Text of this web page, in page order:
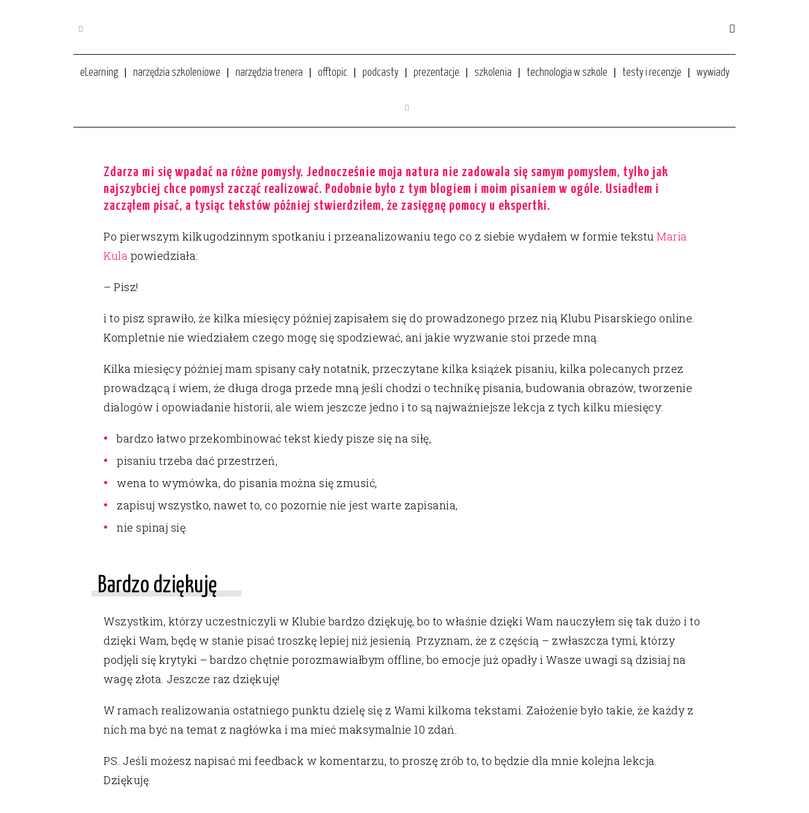
eLearning narzędzia szkoleniowe narzędzia trenera offtopic podcasty prezentacje szkolenia technologia w szkole testy i recenzje wywiady
5 lutego 2018
Zdarza mi się wpadać na różne pomysły. Jednocześnie moja natura nie zadowala się samym pomysłem, tylko jak
najszybciej chce pomysł zacząć realizować. Podobnie było z tym blogiem i moim pisaniem w ogóle. Usiadłem i
zacząłem pisać, a tysiąc tekstów później stwierdziłem, że zasięgnę pomocy u ekspertki.
Po pierwszym kilkugodzinnym spotkaniu i przeanalizowaniu tego co z siebie wydałem w formie tekstu Maria
Kula powiedziała:
– Pisz!
i to pisz sprawiło, że kilka miesięcy później zapisałem się do prowadzonego przez nią Klubu Pisarskiego online.
Kompletnie nie wiedziałem czego mogę się spodziewać, ani jakie wyzwanie stoi przede mną.
Kilka miesięcy później mam spisany cały notatnik, przeczytane kilka książek pisaniu, kilka polecanych przez
prowadzącą i wiem, że długa droga przede mną jeśli chodzi o technikę pisania, budowania obrazów, tworzenie
dialogów i opowiadanie historii, ale wiem jeszcze jedno i to są najważniejsze lekcja z tych kilku miesięcy:
bardzo łatwo przekombinować tekst kiedy pisze się na siłę,
pisaniu trzeba dać przestrzeń,
wena to wymówka, do pisania można się zmusić,
zapisuj wszystko, nawet to, co pozornie nie jest warte zapisania,
nie spinaj się.
Bardzo dziękuję
Wszystkim, którzy uczestniczyli w Klubie bardzo dziękuję, bo to właśnie dzięki Wam nauczyłem się tak dużo i to
dzięki Wam, będę w stanie pisać troszkę lepiej niż jesienią. Przyznam, że z częścią – zwłaszcza tymi, którzy
podjęli się krytyki – bardzo chętnie porozmawiałbym offline, bo emocje już opadły i Wasze uwagi są dzisiaj na
wagę złota. Jeszcze raz dziękuję!
W ramach realizowania ostatniego punktu dzielę się z Wami kilkoma tekstami. Założenie było takie, że każdy z
nich ma być na temat z nagłówka i ma mieć maksymalnie 10 zdań.
PS. Jeśli możesz napisać mi feedback w komentarzu, to proszę zrób to, to będzie dla mnie kolejna lekcja.
Dziękuję.